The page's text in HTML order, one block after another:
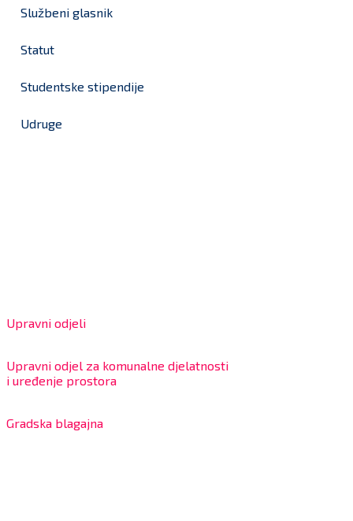
Službeni glasnik
Statut
Studentske stipendije
Udruge
Upravni odjeli
Upravni odjel za komunalne djelatnosti
i uređenje prostora
Gradska blagajna